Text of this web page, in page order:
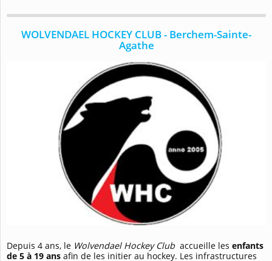
WOLVENDAEL HOCKEY CLUB - Berchem-Sainte-
Agathe
Depuis 4 ans, le Wolvendael Hockey Club accueille les enfants
de 5 à 19 ans afin de les initier au hockey. Les infrastructures